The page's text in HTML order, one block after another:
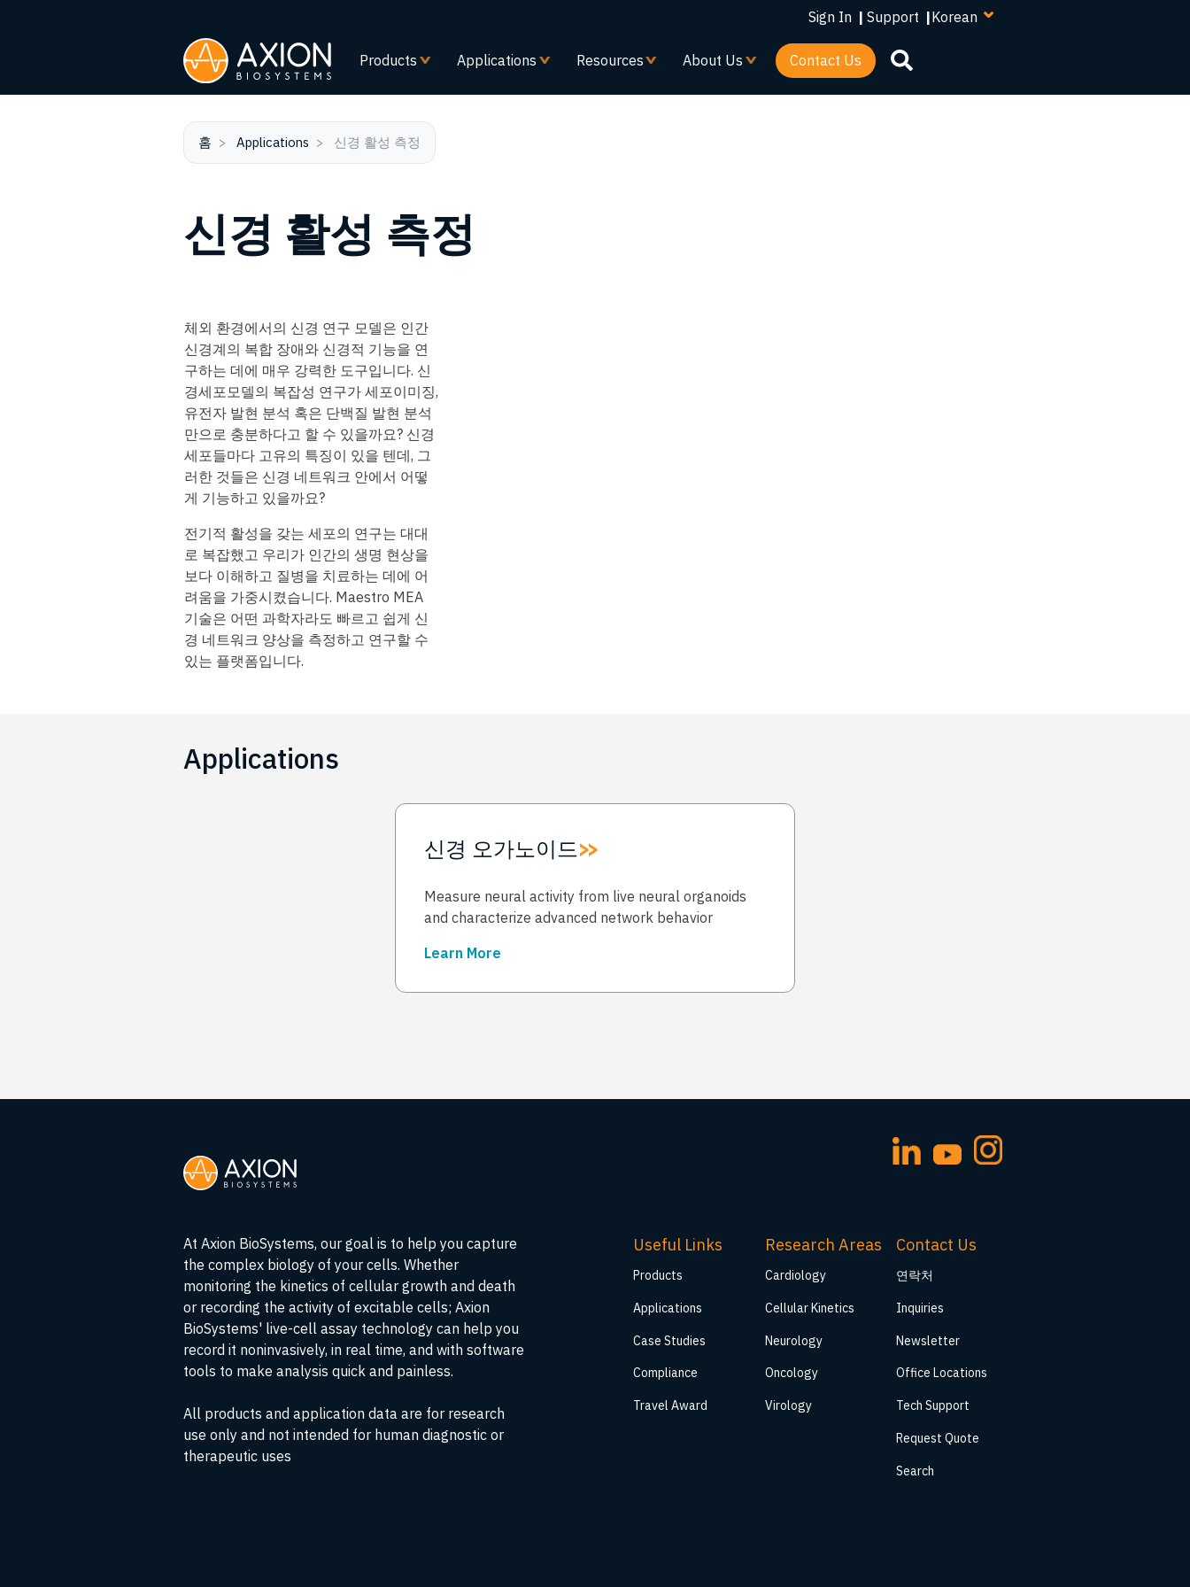
콘
츠
Sign In | Support |
language
Products Applications Resources About Us Contact Us
홈 Applications 신경 활성 측정
신경 활성 측정
체외 환경에서의 신경 연구 모델은 인간
신경계의 복합 장애와 신경적 기능을 연
구하는 데에 매우 강력한 도구입니다. 신
경세포모델의 복잡성 연구가 세포이미징,
유전자 발현 분석 혹은 단백질 발현 분석
만으로 충분하다고 할 수 있을까요? 신경
세포들마다 고유의 특징이 있을 텐데, 그
러한 것들은 신경 네트워크 안에서 어떻
게 기능하고 있을까요?
전기적 활성을 갖는 세포의 연구는 대대
로 복잡했고 우리가 인간의 생명 현상을
보다 이해하고 질병을 치료하는 데에 어
려움을 가중시켰습니다. Maestro MEA
기술은 어떤 과학자라도 빠르고 쉽게 신
경 네트워크 양상을 측정하고 연구할 수
있는 플랫폼입니다.
Applications
신경 오가노이드
Measure neural activity from live neural organoids
and characterize advanced network behavior
Learn More
At Axion BioSystems, our goal is to help you capture
the complex biology of your cells. Whether
monitoring the kinetics of cellular growth and death
or recording the activity of excitable cells; Axion
BioSystems' live-cell assay technology can help you
record it noninvasively, in real time, and with software
tools to make analysis quick and painless.
All products and application data are for research
use only and not intended for human diagnostic or
therapeutic uses
Useful Links
Products
Applications
Case Studies
Compliance
Travel Award
Research Areas
Cardiology
Cellular Kinetics
Neurology
Oncology
Virology
Contact Us
연락처
Inquiries
Newsletter
Office Locations
Tech Support
Request Quote
Search